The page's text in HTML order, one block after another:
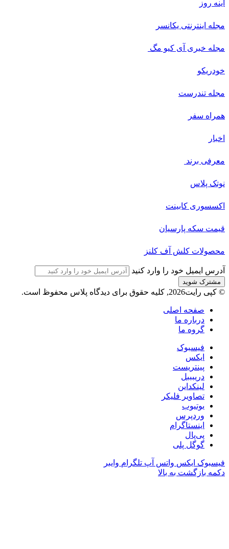
اینه روز
مجله اینترنتی یکانسر
مجله خبری آی کیو مگ
خودریکو
مجله‌ تندرست
همراه سفر
اخبار
معرفی برند
نوتک پلاس
اکسسوری کابینت
قیمت سکه پارسیان
محصولات کلش آف کلنز
آدرس ایمیل خود را وارد کنید
© کپی رایت2026, کلیه حقوق برای دیدگاه پلاس محفوظ است.
صفحه اصلی
درباره ما
گروه ما
فیسبوک
ایکس
پینتریست
دریبببل
لینکداین
تصاویر فلیکر
یوتیوب
وردپرس
اینستاگرام
پی‌پال
گوگل پلی
فیسبوک ایکس واتس آپ تلگرام وایبر
دکمه بازگشت به بالا